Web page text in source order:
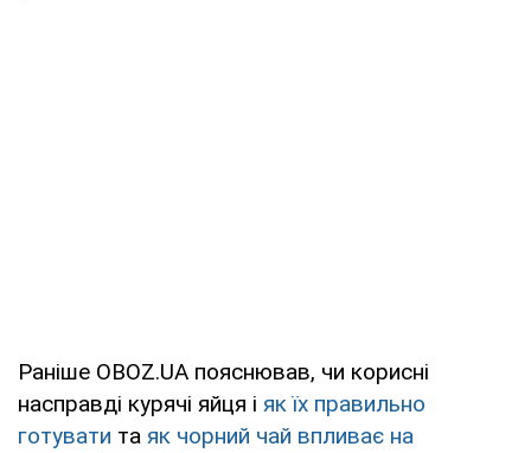
Раніше OBOZ.UA пояснював, чи корисні
насправді курячі яйця і як їх правильно
готувати та як чорний чай впливає на